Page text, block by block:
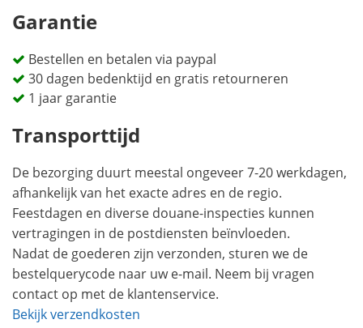
Garantie
Bestellen en betalen via paypal
30 dagen bedenktijd en gratis retourneren
1 jaar garantie
Transporttijd
De bezorging duurt meestal ongeveer 7-20 werkdagen,
afhankelijk van het exacte adres en de regio.
Feestdagen en diverse douane-inspecties kunnen
vertragingen in de postdiensten beïnvloeden.
Nadat de goederen zijn verzonden, sturen we de
bestelquerycode naar uw e-mail. Neem bij vragen
contact op met de klantenservice.
Bekijk verzendkosten